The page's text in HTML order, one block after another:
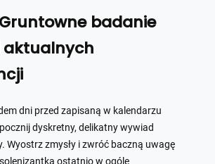
Gruntowne badanie
aktualnych
dni przed zapisaną w kalendarzu
dyskretny, delikatny wywiad
Wyostrz zmysły i zwróć baczną uwagę